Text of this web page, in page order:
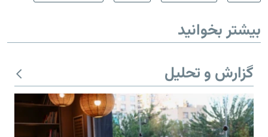
بیشتر بخوانید
گزارش و تحلیل